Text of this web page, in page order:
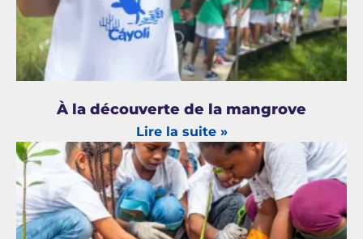
À la découverte de la mangrove
Lire la suite »